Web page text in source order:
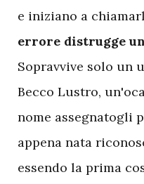
e iniziano a
errore distrugge
Sopravvive solo un
Becco Lustro,
nome assegnatogli
appena nata
essendo la prima